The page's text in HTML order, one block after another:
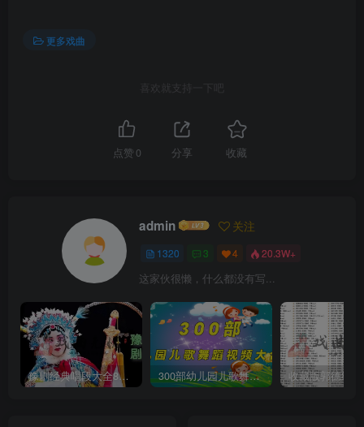
更多戏曲
喜欢就支持一下吧
点赞 0 分享 收藏
admin 关注
1320 3 4 20.3W+
这家伙很懒，什么都没有写...
豫剧经典唱段大全850首mp3打包戏曲下载 300部幼儿园儿歌舞蹈视频大合集